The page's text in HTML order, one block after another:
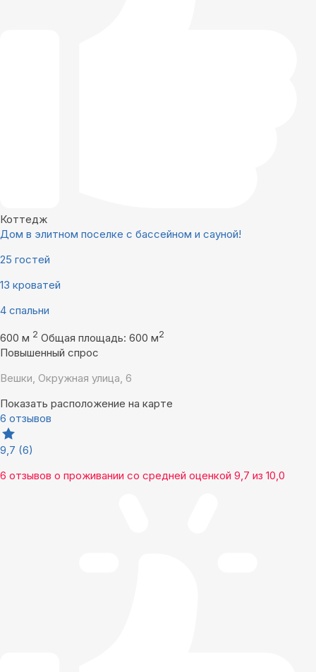
Коттедж
Дом в элитном поселке с бассейном и сауной!
25 гостей
13 кроватей
4 спальни
600 м 2 Общая площадь: 600 м2
Повышенный спрос
Вешки, Окружная улица, 6
Показать расположение на карте
6 отзывов
9,7 (6)
6 отзывов о проживании со средней оценкой 9,7 из 10,0